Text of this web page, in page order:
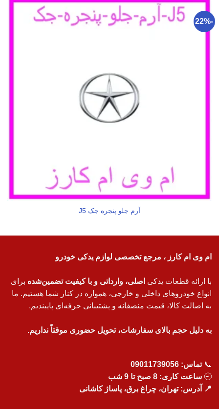
-22%
آرم جلو پنجره جک J5
ام وی ام کارز ، مرجع تخصصی لوازم یدکی خودرو
با ارائه قطعات یدکی اصلی، وارداتی و با کیفیت تضمین‌شده برای
انواع خودروهای داخلی و خارجی، همواره در کنار شما هستیم. ما
به اصالت کالا، قیمت منصفانه و پشتیبانی حرفه‌ای پایبندیم.
به دلیل حجم بالای سفارشات، تحویل حضوری موقتاً نداریم.
📞تماس: 09011739056
🕘 ساعت کاری: 8 صبح تا 9 شب
📍 آدرس: تهران، چراغ برق، پاساژ کاشانی